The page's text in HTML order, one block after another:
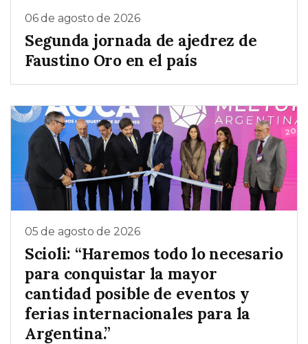
06 de agosto de 2026
Segunda jornada de ajedrez de
Faustino Oro en el país
05 de agosto de 2026
Scioli: “Haremos todo lo necesario
para conquistar la mayor
cantidad posible de eventos y
ferias internacionales para la
Argentina.”